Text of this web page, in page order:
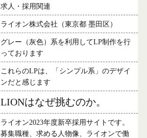
求人・採用関連
ライオン株式会社（東京都 墨田区）
グレー（灰色）系を利用してLP制作を行
っております
これらのLPは、「シンプル系」のデザイ
ンだと感じます
LIONはなぜ挑むのか。
ライオン2023年度新卒採用サイトです。
募集職種、求める人物像、ライオンで働